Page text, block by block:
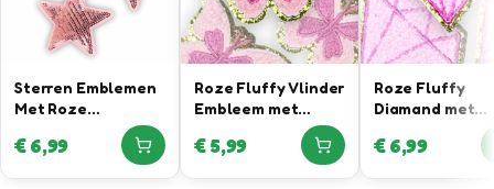
Sterren Emblemen
Met Roze
€6,99
Roze Fluffy Vlinder
Embleem met
€5,99
Roze Fluffy
Diamand met
€6,99